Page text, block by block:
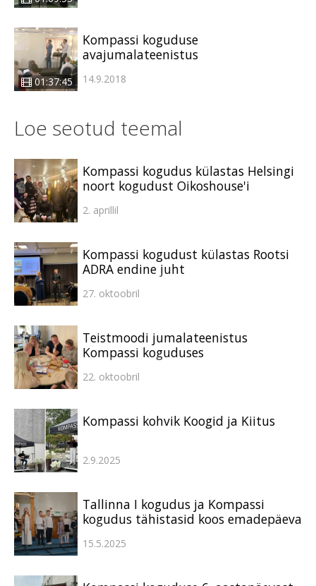
01:37:45
Kompassi koguduse
avajumalateenistus
14.9.2018
Loe seotud teemal
Kompassi kogudus külastas Helsingi
noort kogudust Oikoshouse'i
2. aprillil
Kompassi kogudust külastas Rootsi
ADRA endine juht
27. oktoobril
Teistmoodi jumalateenistus
Kompassi koguduses
22. oktoobril
Kompassi kohvik Koogid ja Kiitus
2.9.2025
Tallinna I kogudus ja Kompassi
kogudus tähistasid koos emadepäeva
15.5.2025